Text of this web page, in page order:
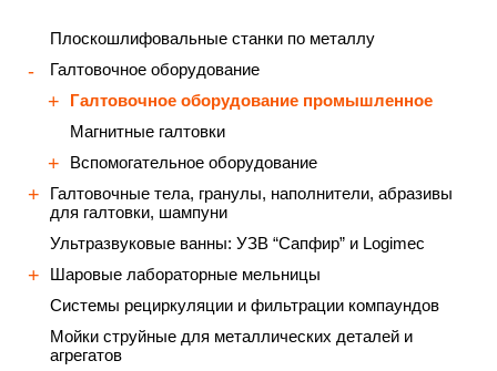
Плоскошлифовальные станки по металлу
Галтовочное оборудование
Галтовочное оборудование промышленное
Магнитные галтовки
Вспомогательное оборудование
Галтовочные тела, гранулы, наполнители, абразивы
для галтовки, шампуни
Ультразвуковые ванны: УЗВ “Сапфир” и Logimec
Шаровые лабораторные мельницы
Cистемы рециркуляции и фильтрации компаундов
Мойки струйные для металлических деталей и
агрегатов